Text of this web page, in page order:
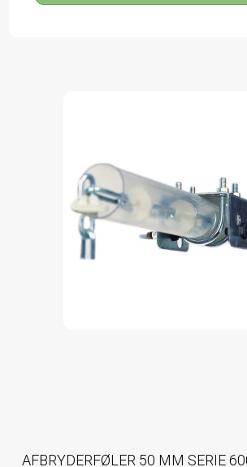
AFBRYDERFØLER 50 MM SERIE